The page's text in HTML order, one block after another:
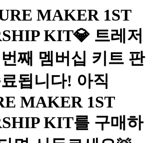
MAKER 1ST
KIT💎 트레저
째 멤버십 키트 판
됩니다! 아직
MAKER 1ST
KIT를 구매하